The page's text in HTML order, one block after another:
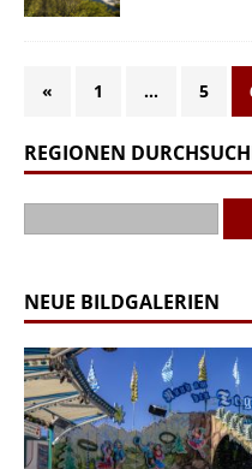
« 1 … 5
REGIONEN
NEUE BILDGALERIEN